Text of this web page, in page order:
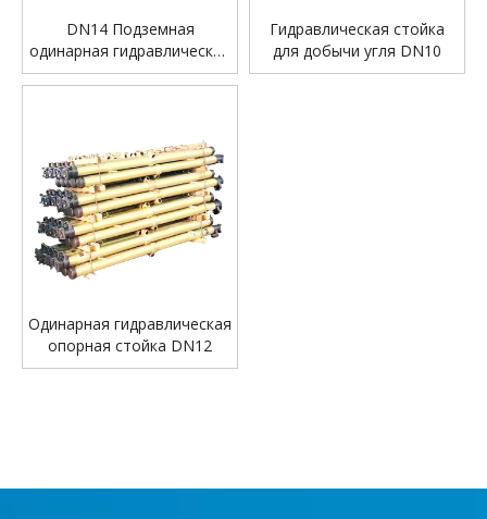
DN14 Подземная
одинарная гидравлическая
стойка
Гидравлическая стойка
для добычи угля DN10
Одинарная гидравлическая
опорная стойка DN12